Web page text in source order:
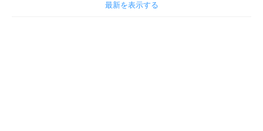
最新を表示する